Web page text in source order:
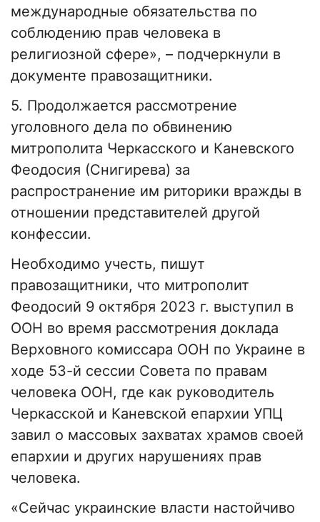
международные обязательства по
соблюдению прав человека в
религиозной сфере», – подчеркнули в
документе правозащитники.
5. Продолжается рассмотрение
уголовного дела по обвинению
митрополита Черкасского и Каневского
Феодосия (Снигирева) за
распространение им риторики вражды в
отношении представителей другой
конфессии.
Необходимо учесть, пишут
правозащитники, что митрополит
Феодосий 9 октября 2023 г. выступил в
ООН во время рассмотрения доклада
Верховного комиссара ООН по Украине в
ходе 53-й сессии Совета по правам
человека ООН, где как руководитель
Черкасской и Каневской епархии УПЦ
завил о массовых захватах храмов своей
епархии и других нарушениях прав
человека.
«Сейчас украинские власти настойчиво